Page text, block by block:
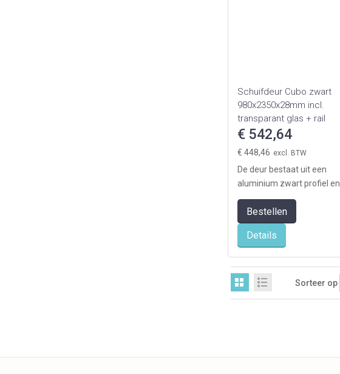
Schuifdeur Cubo zwart
980x2350x28mm incl.
transparant glas + rail
klassiek
€ 542,64
€ 448,46
De deur bestaat uit een
aluminium zwart profiel en
vier glaspanelen, die u
eenvoudig zelf ...
Bestellen
Details
Sorteer op